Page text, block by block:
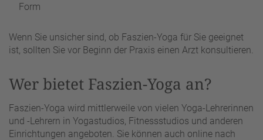
Form
Wenn Sie unsicher sind, ob Faszien-Yoga für Sie geeignet
ist, sollten Sie vor Beginn der Praxis einen Arzt konsultieren.
Wer bietet Faszien-Yoga an?
Faszien-Yoga wird mittlerweile von vielen Yoga-Lehrerinnen
und -Lehrern in Yogastudios, Fitnessstudios und anderen
Einrichtungen angeboten. Sie können auch online nach